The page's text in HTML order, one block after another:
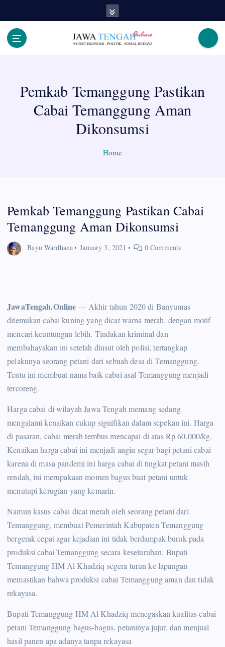
Pemkab Temanggung Pastikan
Cabai Temanggung Aman
Dikonsumsi
Home
Pemkab Temanggung Pastikan Cabai
Temanggung Aman Dikonsumsi
Bayu Wardhana January 3, 2021 0 Comments
JawaTengah.Online — Akhir tahun 2020 di Banyumas
ditemukan cabai kuning yang dicat warna merah, dengan motif
mencari keuntungan lebih. Tindakan kriminal dan
membahayakan ini setelah diusut oleh polisi, tertangkap
pelakunya seorang petani dari sebuah desa di Temanggung.
Tentu ini membuat nama baik cabai asal Temanggung menjadi
tercoreng.
Harga cabai di wilayah Jawa Tengah memang sedang
mengalami kenaikan cukup signifikan dalam sepekan ini. Harga
di pasaran, cabai merah tembus mencapai di atas Rp 60.000/kg.
Kenaikan harga cabai ini menjadi angin segar bagi petani cabai
karena di masa pandemi ini harga cabai di tingkat petani masih
rendah, ini merupakaan momen bagus buat petani untuk
menutupi kerugian yang kemarin.
Namun kasus cabai dicat merah oleh seorang petani dari
Temanggung, membuat Pemerintah Kabupaten Temanggung
bergerak cepat agar kejadian ini tidak berdampak buruk pada
produksi cabai Temanggung secara keseluruhan. Bupati
Temanggung HM Al Khadziq segera turun ke lapangan
memastikan bahwa produksi cabai Temanggung aman dan tidak
rekayasa.
Bupati Temanggung HM Al Khadziq menegaskan kualitas cabai
petani Temanggung bagus-bagus, petaninya jujur, dan menjual
hasil panen apa adanya tanpa rekayasa